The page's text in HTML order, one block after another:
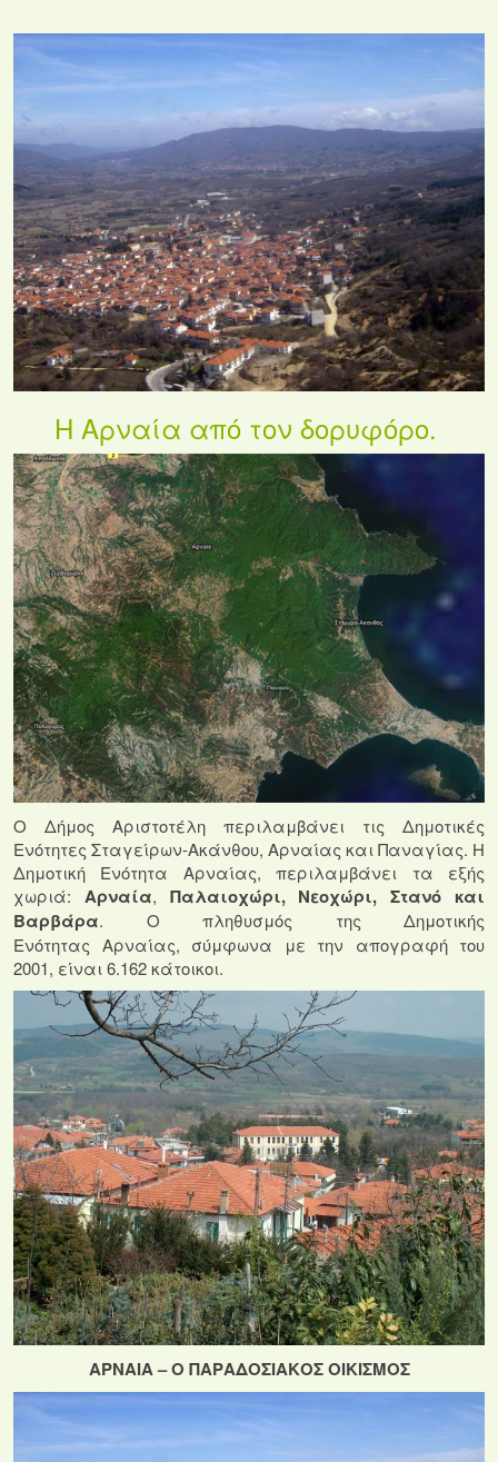
Η Αρναία από τον δορυφόρο.
Ο Δήμος Αριστοτέλη περιλαμβάνει τις Δημοτικές
Ενότητες Σταγείρων-Ακάνθου, Αρναίας και Παναγίας. Η
Δημοτική Ενότητα Αρναίας, περιλαμβάνει τα εξής
χωριά: Αρναία, Παλαιοχώρι, Νεοχώρι, Στανό και
Βαρβάρα. Ο πληθυσμός της Δημοτικής
Ενότητας Αρναίας, σύμφωνα με την απογραφή του
2001, είναι 6.162 κάτοικοι.
ΑΡΝΑΙΑ – Ο ΠΑΡΑΔΟΣΙΑΚΟΣ ΟΙΚΙΣΜΟΣ